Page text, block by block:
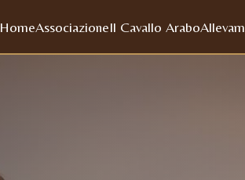
AssociazioneIl Cavallo Arabo